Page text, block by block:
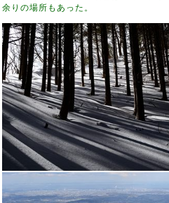
余りの場所もあった。